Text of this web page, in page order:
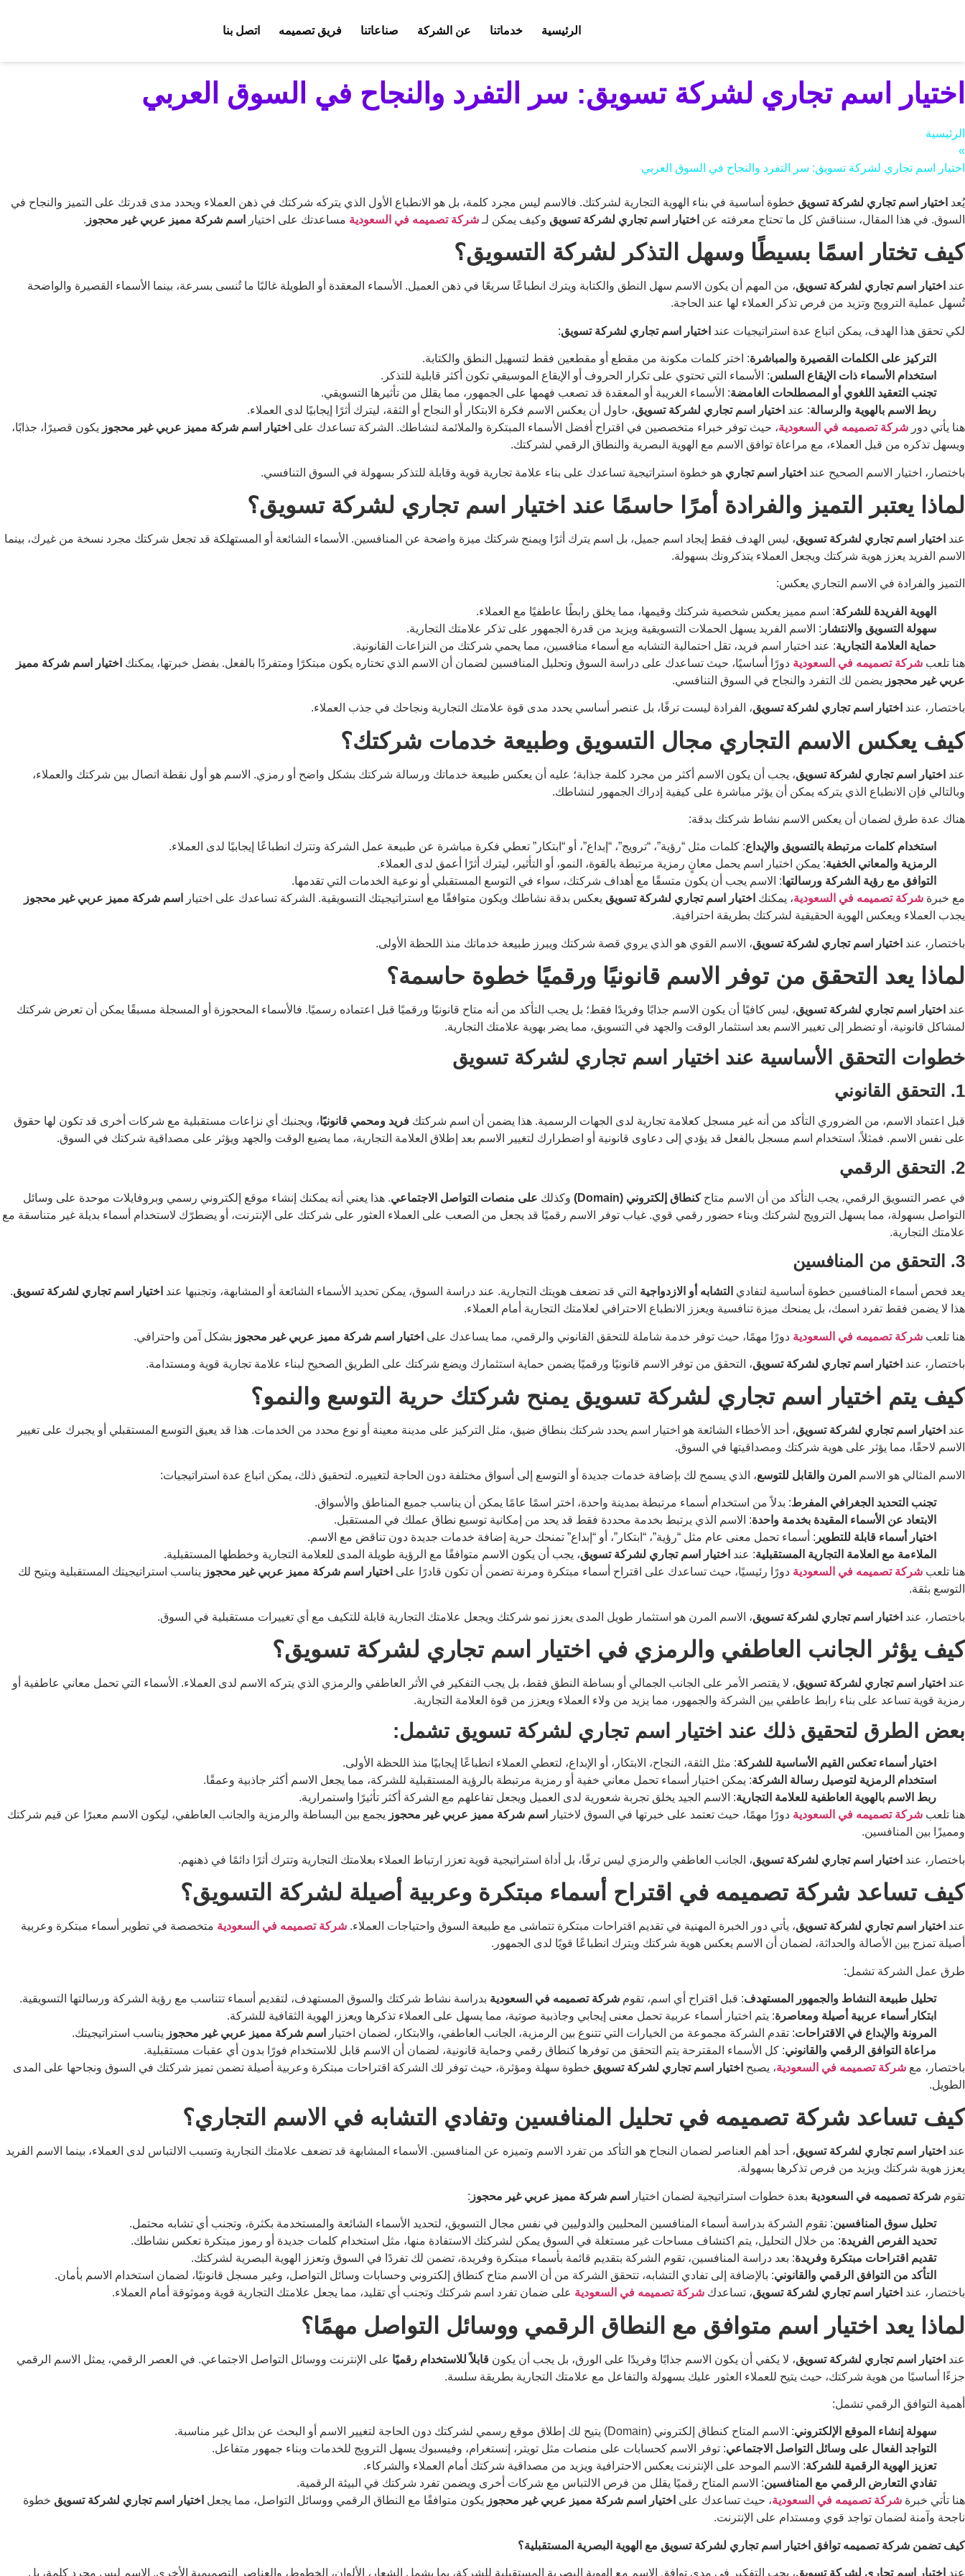
الرئيسية خدماتنا عن الشركة صناعاتنا فريق تصميمه اتصل بنا
اختيار اسم تجاري لشركة تسويق: سر التفرد والنجاح في السوق العربي
الرئيسية
»
اختيار اسم تجاري لشركة تسويق: سر التفرد والنجاح في السوق العربي
يُعد اختيار اسم تجاري لشركة تسويق خطوة أساسية في بناء الهوية التجارية لشركتك. فالاسم ليس مجرد كلمة، بل هو الانطباع الأول الذي يتركه شركتك في ذهن العملاء ويحدد مدى قدرتك على التميز والنجاح في
السوق. في هذا المقال، سنناقش كل ما تحتاج معرفته عن اختيار اسم تجاري لشركة تسويق وكيف يمكن لـ شركة تصميمه في السعودية مساعدتك على اختيار اسم شركة مميز عربي غير محجوز .
كيف تختار اسمًا بسيطًا وسهل التذكر لشركة التسويق؟
عند اختيار اسم تجاري لشركة تسويق، من المهم أن يكون الاسم سهل النطق والكتابة ويترك انطباعًا سريعًا في ذهن العميل. الأسماء المعقدة أو الطويلة غالبًا ما تُنسى بسرعة، بينما الأسماء القصيرة والواضحة
تُسهل عملية الترويج وتزيد من فرص تذكر العملاء لها عند الحاجة.
لكي تحقق هذا الهدف، يمكن اتباع عدة استراتيجيات عند اختيار اسم تجاري لشركة تسويق:
التركيز على الكلمات القصيرة والمباشرة: اختر كلمات مكونة من مقطع أو مقطعين فقط لتسهيل النطق والكتابة.
استخدام الأسماء ذات الإيقاع السلس: الأسماء التي تحتوي على تكرار الحروف أو الإيقاع الموسيقي تكون أكثر قابلية للتذكر.
تجنب التعقيد اللغوي أو المصطلحات الغامضة: الأسماء الغريبة أو المعقدة قد تصعب فهمها على الجمهور، مما يقلل من تأثيرها التسويقي.
ربط الاسم بالهوية والرسالة: عند اختيار اسم تجاري لشركة تسويق، حاول أن يعكس الاسم فكرة الابتكار أو النجاح أو الثقة، ليترك أثرًا إيجابيًا لدى العملاء.
هنا يأتي دور شركة تصميمه في السعودية، حيث توفر خبراء متخصصين في اقتراح أفضل الأسماء المبتكرة والملائمة لنشاطك. الشركة تساعدك على اختيار اسم شركة مميز عربي غير محجوز يكون قصيرًا، جذابًا،
ويسهل تذكره من قبل العملاء، مع مراعاة توافق الاسم مع الهوية البصرية والنطاق الرقمي لشركتك.
باختصار، اختيار الاسم الصحيح عند اختيار اسم تجاري هو خطوة استراتيجية تساعدك على بناء علامة تجارية قوية وقابلة للتذكر بسهولة في السوق التنافسي.
لماذا يعتبر التميز والفرادة أمرًا حاسمًا عند اختيار اسم تجاري لشركة تسويق؟
عند اختيار اسم تجاري لشركة تسويق، ليس الهدف فقط إيجاد اسم جميل، بل اسم يترك أثرًا ويمنح شركتك ميزة واضحة عن المنافسين. الأسماء الشائعة أو المستهلكة قد تجعل شركتك مجرد نسخة من غيرك، بينما
الاسم الفريد يعزز هوية شركتك ويجعل العملاء يتذكرونك بسهولة.
التميز والفرادة في الاسم التجاري يعكس:
الهوية الفريدة للشركة: اسم مميز يعكس شخصية شركتك وقيمها، مما يخلق رابطًا عاطفيًا مع العملاء.
سهولة التسويق والانتشار : الاسم الفريد يسهل الحملات التسويقية ويزيد من قدرة الجمهور على تذكر علامتك التجارية.
حماية العلامة التجارية: عند اختيار اسم فريد، تقل احتمالية التشابه مع أسماء منافسين، مما يحمي شركتك من النزاعات القانونية.
هنا تلعب شركة تصميمه في السعودية دورًا أساسيًا، حيث تساعدك على دراسة السوق وتحليل المنافسين لضمان أن الاسم الذي تختاره يكون مبتكرًا ومتفردًا بالفعل. بفضل خبرتها، يمكنك اختيار اسم شركة مميز
عربي غير محجوز يضمن لك التفرد والنجاح في السوق التنافسي.
باختصار، عند اختيار اسم تجاري لشركة تسويق، الفرادة ليست ترفًا، بل عنصر أساسي يحدد مدى قوة علامتك التجارية ونجاحك في جذب العملاء.
كيف يعكس الاسم التجاري مجال التسويق وطبيعة خدمات شركتك؟
عند اختيار اسم تجاري لشركة تسويق، يجب أن يكون الاسم أكثر من مجرد كلمة جذابة؛ عليه أن يعكس طبيعة خدماتك ورسالة شركتك بشكل واضح أو رمزي. الاسم هو أول نقطة اتصال بين شركتك والعملاء،
وبالتالي فإن الانطباع الذي يتركه يمكن أن يؤثر مباشرة على كيفية إدراك الجمهور لنشاطك.
هناك عدة طرق لضمان أن يعكس الاسم نشاط شركتك بدقة:
استخدام كلمات مرتبطة بالتسويق والإبداع: كلمات مثل “رؤية”، “ترويج”، “إبداع”، أو “ابتكار” تعطي فكرة مباشرة عن طبيعة عمل الشركة وتترك انطباعًا إيجابيًا لدى العملاء.
الرمزية والمعاني الخفية: يمكن اختيار اسم يحمل معانٍ رمزية مرتبطة بالقوة، النمو، أو التأثير، ليترك أثرًا أعمق لدى العملاء.
التوافق مع رؤية الشركة ورسالتها: الاسم يجب أن يكون متسقًا مع أهداف شركتك، سواء في التوسع المستقبلي أو نوعية الخدمات التي تقدمها.
مع خبرة شركة تصميمه في السعودية، يمكنك اختيار اسم تجاري لشركة تسويق يعكس بدقة نشاطك ويكون متوافقًا مع استراتيجيتك التسويقية. الشركة تساعدك على اختيار
اسم شركة مميز عربي غير محجوز
يجذب العملاء ويعكس الهوية الحقيقية لشركتك بطريقة احترافية.
باختصار، عند اختيار اسم تجاري لشركة تسويق، الاسم القوي هو الذي يروي قصة شركتك ويبرز طبيعة خدماتك منذ اللحظة الأولى.
لماذا يعد التحقق من توفر الاسم قانونيًا ورقميًا خطوة حاسمة؟
عند اختيار اسم تجاري لشركة تسويق، ليس كافيًا أن يكون الاسم جذابًا وفريدًا فقط؛ بل يجب التأكد من أنه متاح قانونيًا ورقميًا قبل اعتماده رسميًا. فالأسماء المحجوزة أو المسجلة مسبقًا يمكن أن تعرض شركتك
لمشاكل قانونية، أو تضطر إلى تغيير الاسم بعد استثمار الوقت والجهد في التسويق، مما يضر بهوية علامتك التجارية.
خطوات التحقق الأساسية عند اختيار اسم تجاري لشركة تسويق
1. التحقق القانوني
قبل اعتماد الاسم، من الضروري التأكد من أنه غير مسجل كعلامة تجارية لدى الجهات الرسمية. هذا يضمن أن اسم شركتك فريد ومحمي قانونيًا، ويجنبك أي نزاعات مستقبلية مع شركات أخرى قد تكون لها حقوق
على نفس الاسم. فمثلاً، استخدام اسم مسجل بالفعل قد يؤدي إلى دعاوى قانونية أو اضطرارك لتغيير الاسم بعد إطلاق العلامة التجارية، مما يضيع الوقت والجهد ويؤثر على مصداقية شركتك في السوق.
2. التحقق الرقمي
في عصر التسويق الرقمي، يجب التأكد من أن الاسم متاحكنطاق إلكتروني (Domain) وكذلك على منصات التواصل الاجتماعي. هذا يعني أنه يمكنك إنشاء موقع إلكتروني رسمي وبروفايلات موحدة على وسائل
التواصل بسهولة، مما يسهل الترويج لشركتك وبناء حضور رقمي قوي. غياب توفر الاسم رقميًا قد يجعل من الصعب على العملاء العثور على شركتك على الإنترنت، أو يضطرّك لاستخدام أسماء بديلة غير متناسقة مع
علامتك التجارية.
3. التحقق من المنافسين
يعد فحص أسماء المنافسين خطوة أساسية لتفادي التشابه أو الازدواجية التي قد تضعف هويتك التجارية. عند دراسة السوق، يمكن تحديد الأسماء الشائعة أو المشابهة، وتجنبها عند اختيار اسم تجاري لشركة تسويق.
هذا لا يضمن فقط تفرد اسمك، بل يمنحك ميزة تنافسية ويعزز الانطباع الاحترافي لعلامتك التجارية أمام العملاء.
هنا تلعب شركة تصميمه في السعودية دورًا مهمًا، حيث توفر خدمة شاملة للتحقق القانوني والرقمي، مما يساعدك على اختيار اسم شركة مميز عربي غير محجوز بشكل آمن واحترافي.
باختصار، عند اختيار اسم تجاري لشركة تسويق، التحقق من توفر الاسم قانونيًا ورقميًا يضمن حماية استثمارك ويضع شركتك على الطريق الصحيح لبناء علامة تجارية قوية ومستدامة.
كيف يتم اختيار اسم تجاري لشركة تسويق يمنح شركتك حرية التوسع والنمو؟
عند اختيار اسم تجاري لشركة تسويق، أحد الأخطاء الشائعة هو اختيار اسم يحدد شركتك بنطاق ضيق، مثل التركيز على مدينة معينة أو نوع محدد من الخدمات. هذا قد يعيق التوسع المستقبلي أو يجبرك على تغيير
الاسم لاحقًا، مما يؤثر على هوية شركتك ومصداقيتها في السوق.
الاسم المثالي هو الاسم المرن والقابل للتوسع، الذي يسمح لك بإضافة خدمات جديدة أو التوسع إلى أسواق مختلفة دون الحاجة لتغييره. لتحقيق ذلك، يمكن اتباع عدة استراتيجيات:
تجنب التحديد الجغرافي المفرط: بدلاً من استخدام أسماء مرتبطة بمدينة واحدة، اختر اسمًا عامًا يمكن أن يناسب جميع المناطق والأسواق.
الابتعاد عن الأسماء المقيدة بخدمة واحدة: الاسم الذي يرتبط بخدمة محددة فقط قد يحد من إمكانية توسيع نطاق عملك في المستقبل.
اختيار أسماء قابلة للتطوير : أسماء تحمل معنى عام مثل “رؤية”، “ابتكار”، أو “إبداع” تمنحك حرية إضافة خدمات جديدة دون تناقض مع الاسم.
الملاءمة مع العلامة التجارية المستقبلية: عند اختيار اسم تجاري لشركة تسويق، يجب أن يكون الاسم متوافقًا مع الرؤية طويلة المدى للعلامة التجارية وخططها المستقبلية.
هنا تلعب شركة تصميمه في السعودية دورًا رئيسيًا، حيث تساعدك على اقتراح أسماء مبتكرة ومرنة تضمن أن تكون قادرًا على اختيار اسم شركة مميز عربي غير محجوز يناسب استراتيجيتك المستقبلية ويتيح لك
التوسع بثقة.
باختصار، عند اختيار اسم تجاري لشركة تسويق، الاسم المرن هو استثمار طويل المدى يعزز نمو شركتك ويجعل علامتك التجارية قابلة للتكيف مع أي تغييرات مستقبلية في السوق.
كيف يؤثر الجانب العاطفي والرمزي في اختيار اسم تجاري لشركة تسويق؟
عند اختيار اسم تجاري لشركة تسويق، لا يقتصر الأمر على الجانب الجمالي أو بساطة النطق فقط، بل يجب التفكير في الأثر العاطفي والرمزي الذي يتركه الاسم لدى العملاء. الأسماء التي تحمل معاني عاطفية أو
رمزية قوية تساعد على بناء رابط عاطفي بين الشركة والجمهور، مما يزيد من ولاء العملاء ويعزز من قوة العلامة التجارية.
بعض الطرق لتحقيق ذلك عند اختيار اسم تجاري لشركة تسويق تشمل:
اختيار أسماء تعكس القيم الأساسية للشركة: مثل الثقة، النجاح، الابتكار، أو الإبداع، لتعطي العملاء انطباعًا إيجابيًا منذ اللحظة الأولى.
استخدام الرمزية لتوصيل رسالة الشركة: يمكن اختيار أسماء تحمل معاني خفية أو رمزية مرتبطة بالرؤية المستقبلية للشركة، مما يجعل الاسم أكثر جاذبية وعمقًا.
ربط الاسم بالهوية العاطفية للعلامة التجارية: الاسم الجيد يخلق تجربة شعورية لدى العميل ويجعل تفاعلهم مع الشركة أكثر تأثيرًا واستمرارية.
هنا تلعب شركة تصميمه في السعودية دورًا مهمًا، حيث تعتمد على خبرتها في السوق لاختيار اسم شركة مميز عربي غير محجوز يجمع بين البساطة والرمزية والجانب العاطفي، ليكون الاسم معبرًا عن قيم شركتك
ومميزًا بين المنافسين.
باختصار، عند اختيار اسم تجاري لشركة تسويق، الجانب العاطفي والرمزي ليس ترفًا، بل أداة استراتيجية قوية تعزز ارتباط العملاء بعلامتك التجارية وتترك أثرًا دائمًا في ذهنهم.
كيف تساعد شركة تصميمه في اقتراح أسماء مبتكرة وعربية أصيلة لشركة التسويق؟
عند اختيار اسم تجاري لشركة تسويق، يأتي دور الخبرة المهنية في تقديم اقتراحات مبتكرة تتماشى مع طبيعة السوق واحتياجات العملاء. شركة تصميمه في السعودية متخصصة في تطوير أسماء مبتكرة وعربية
أصيلة تمزج بين الأصالة والحداثة، لضمان أن الاسم يعكس هوية شركتك ويترك انطباعًا قويًا لدى الجمهور.
طرق عمل الشركة تشمل:
تحليل طبيعة النشاط والجمهور المستهدف: قبل اقتراح أي اسم، تقوم شركة تصميمه في السعودية بدراسة نشاط شركتك والسوق المستهدف، لتقديم أسماء تتناسب مع رؤية الشركة ورسالتها التسويقية.
ابتكار أسماء عربية أصيلة ومعاصرة: يتم اختيار أسماء عربية تحمل معنى إيجابي وجاذبية صوتية، مما يسهل على العملاء تذكرها ويعزز الهوية الثقافية للشركة.
المرونة والإبداع في الاقتراحات: تقدم الشركة مجموعة من الخيارات التي تتنوع بين الرمزية، الجانب العاطفي، والابتكار، لضمان اختيار اسم شركة مميز عربي غير محجوز يناسب استراتيجيتك.
مراعاة التوافق الرقمي والقانوني: كل الأسماء المقترحة يتم التحقق من توفرها كنطاق رقمي وحماية قانونية، لضمان أن الاسم قابل للاستخدام فورًا بدون أي عقبات مستقبلية.
باختصار، مع شركة تصميمه في السعودية، يصبح اختيار اسم تجاري لشركة تسويق خطوة سهلة ومؤثرة، حيث توفر لك الشركة اقتراحات مبتكرة وعربية أصيلة تضمن تميز شركتك في السوق ونجاحها على المدى
الطويل.
كيف تساعد شركة تصميمه في تحليل المنافسين وتفادي التشابه في الاسم التجاري؟
عند اختيار اسم تجاري لشركة تسويق، أحد أهم العناصر لضمان النجاح هو التأكد من تفرد الاسم وتميزه عن المنافسين. الأسماء المشابهة قد تضعف علامتك التجارية وتسبب الالتباس لدى العملاء، بينما الاسم الفريد
يعزز هوية شركتك ويزيد من فرص تذكرها بسهولة.
تقوم شركة تصميمه في السعودية بعدة خطوات استراتيجية لضمان اختيار اسم شركة مميز عربي غير محجوز :
تحليل سوق المنافسين: تقوم الشركة بدراسة أسماء المنافسين المحليين والدوليين في نفس مجال التسويق، لتحديد الأسماء الشائعة والمستخدمة بكثرة، وتجنب أي تشابه محتمل.
تحديد الفرص الفريدة: من خلال التحليل، يتم اكتشاف مساحات غير مستغلة في السوق يمكن لشركتك الاستفادة منها، مثل استخدام كلمات جديدة أو رموز مبتكرة تعكس نشاطك.
تقديم اقتراحات مبتكرة وفريدة: بعد دراسة المنافسين، تقوم الشركة بتقديم قائمة بأسماء مبتكرة وفريدة، تضمن لك تفردًا في السوق وتعزز الهوية البصرية لشركتك.
التأكد من التوافق الرقمي والقانوني: بالإضافة إلى تفادي التشابه، تتحقق الشركة من أن الاسم متاح كنطاق إلكتروني وحسابات وسائل التواصل، وغير مسجل قانونيًا، لضمان استخدام الاسم بأمان.
باختصار، عند اختيار اسم تجاري لشركة تسويق، تساعدك شركة تصميمه في السعودية على ضمان تفرد اسم شركتك وتجنب أي تقليد، مما يجعل علامتك التجارية قوية وموثوقة أمام العملاء.
لماذا يعد اختيار اسم متوافق مع النطاق الرقمي ووسائل التواصل مهمًا؟
عند اختيار اسم تجاري لشركة تسويق، لا يكفي أن يكون الاسم جذابًا وفريدًا على الورق، بل يجب أن يكون قابلاً للاستخدام رقميًا على الإنترنت ووسائل التواصل الاجتماعي. في العصر الرقمي، يمثل الاسم الرقمي
جزءًا أساسيًا من هوية شركتك، حيث يتيح للعملاء العثور عليك بسهولة والتفاعل مع علامتك التجارية بطريقة سلسة.
أهمية التوافق الرقمي تشمل:
سهولة إنشاء الموقع الإلكتروني: الاسم المتاح كنطاق إلكتروني (Domain) يتيح لك إطلاق موقع رسمي لشركتك دون الحاجة لتغيير الاسم أو البحث عن بدائل غير مناسبة.
التواجد الفعال على وسائل التواصل الاجتماعي: توفر الاسم كحسابات على منصات مثل تويتر، إنستغرام، وفيسبوك يسهل الترويج للخدمات وبناء جمهور متفاعل.
تعزيز الهوية الرقمية للشركة: الاسم الموحد على الإنترنت يعكس الاحترافية ويزيد من مصداقية شركتك أمام العملاء والشركاء.
تفادي التعارض الرقمي مع المنافسين: الاسم المتاح رقميًا يقلل من فرص الالتباس مع شركات أخرى ويضمن تفرد شركتك في البيئة الرقمية.
هنا تأتي خبرة شركة تصميمه في السعودية، حيث تساعدك على اختيار اسم شركة مميز عربي غير محجوز يكون متوافقًا مع النطاق الرقمي ووسائل التواصل، مما يجعل اختيار اسم تجاري لشركة تسويق خطوة
ناجحة وآمنة لضمان تواجد قوي ومستدام على الإنترنت.
كيف تضمن شركة تصميمه توافق اختيار اسم تجاري لشركة تسويق مع الهوية البصرية المستقبلية؟
عند اختيار اسم تجاري لشركة تسويق، يجب التفكير في مدى توافق الاسم مع الهوية البصرية المستقبلية للشركة، بما يشمل الشعار، الألوان، الخطوط، والعناصر التصميمية الأخرى. الاسم ليس مجرد كلمة، بل